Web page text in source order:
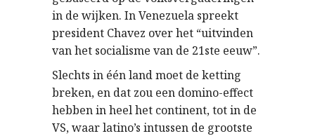
in de wijken. In Venezuela spreekt
president Chavez over het “uitvinden
van het socialisme van de 21ste eeuw”.
Slechts in één land moet de ketting
breken, en dat zou een domino-effect
hebben in heel het continent, tot in de
VS, waar latino’s intussen de grootste